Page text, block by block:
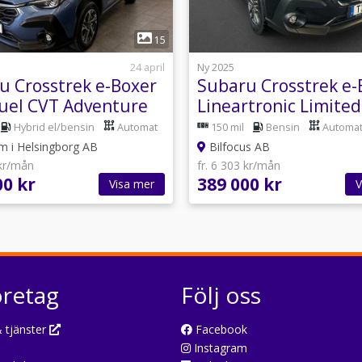
1
15
24 april
Crosstrek e-Boxer
CVT Adventure
1020:-
Hybrid el/bensin Automat
i Helsingborg AB
mån
kr Visa mer
1
Ny 2025
Subaru Crosstrek e-
Lineartronic Limited
150 mil Bensin Automat
Bilfocus AB
fr. 6 303 kr/mån
389 000 kr
tjänster
Följ oss
Facebook
Instagram